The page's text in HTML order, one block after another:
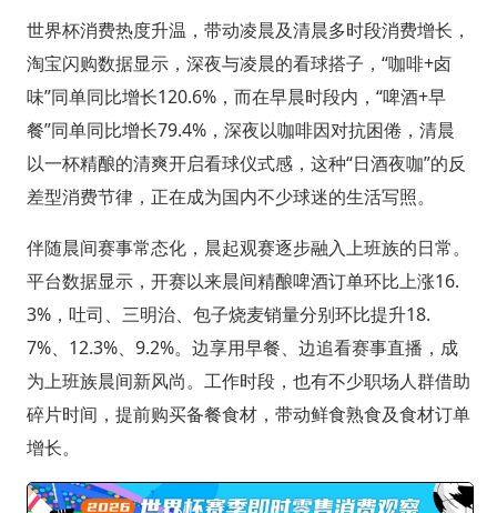
世界杯消费热度升温，带动凌晨及清晨多时段消费增长，
淘宝闪购数据显示，深夜与凌晨的看球搭子，“咖啡+卤
味”同单同比增长120.6%，而在早晨时段内，“啤酒+早
餐”同单同比增长79.4%，深夜以咖啡因对抗困倦，清晨
以一杯精酿的清爽开启看球仪式感，这种“日酒夜咖”的反
差型消费节律，正在成为国内不少球迷的生活写照。
伴随晨间赛事常态化，晨起观赛逐步融入上班族的日常。
平台数据显示，开赛以来晨间精酿啤酒订单环比上涨16.
3%，吐司、三明治、包子烧麦销量分别环比提升18.
7%、12.3%、9.2%。边享用早餐、边追看赛事直播，成
为上班族晨间新风尚。工作时段，也有不少职场人群借助
碎片时间，提前购买备餐食材，带动鲜食熟食及食材订单
增长。